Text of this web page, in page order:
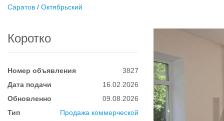
Саратов / Октябрьский
Коротко
Номер объявления
3827
Дата подачи
16.02.2026
Обновленно
09.08.2026
Тип
Продажа коммерческой